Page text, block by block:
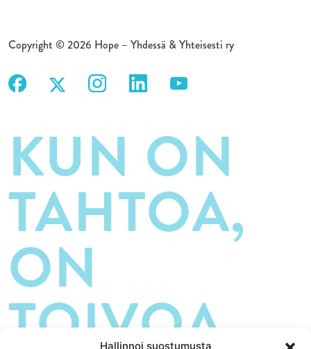
Hallinnoi suostumusta
Copyright © 2026 Hope – Yhdessä & Yhteisesti ry
KUN ON
TAHTOA,
ON
TOIVOA.